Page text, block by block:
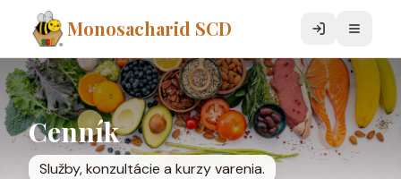
Monosacharid SCD
Cenník
Služby, konzultácie a kurzy varenia.